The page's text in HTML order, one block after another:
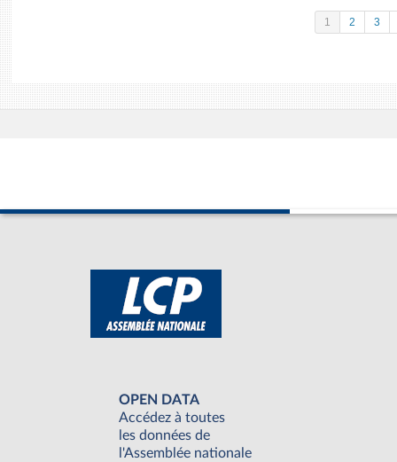
1 2 3
OPEN DATA
Accédez à toutes
les données de
l'Assemblée nationale